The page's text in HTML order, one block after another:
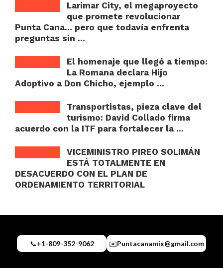
Larimar City, el megaproyecto
que promete revolucionar
Punta Cana… pero que todavía enfrenta
preguntas sin ...
El homenaje que llegó a tiempo:
La Romana declara Hijo
Adoptivo a Don Chicho, ejemplo ...
Transportistas, pieza clave del
turismo: David Collado firma
acuerdo con la ITF para fortalecer la ...
VICEMINISTRO PIREO SOLIMÁN
ESTÁ TOTALMENTE EN
DESACUERDO CON EL PLAN DE
ORDENAMIENTO TERRITORIAL
📞+1-809-352-9062 ✉️Puntacanamix@gmail.com